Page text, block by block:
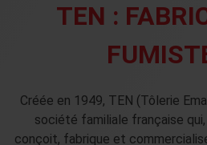
TEN :
Créée en 1949, TEN (Tôlerie
société familiale française
conçoit, fabrique et